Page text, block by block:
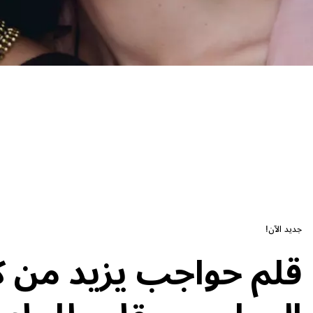
جديد الآن!
قلم حواجب يزيد من